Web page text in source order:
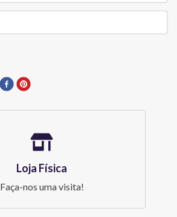
Loja Física
Faça-nos uma visita!